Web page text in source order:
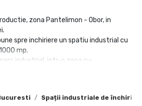
Spații industriale de închiriat
zona Pantelimon - Obor, in
spre inchiriere un spatiu industrial cu
mp.
industrial, intr-o zona cu
orice zona a capitalei, este
de stalpi metalici, podea betonata
sandwich de 10 cm.